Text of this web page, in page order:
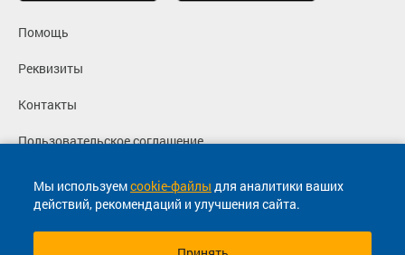
Мы используемcookie-файлы для аналитики ваших
действий, рекомендаций и улучшения сайта.
Помощь
Реквизиты
Контакты
Пользовательское соглашение
Политика конфиденциальности
Согласие на маркетинговые сообщения